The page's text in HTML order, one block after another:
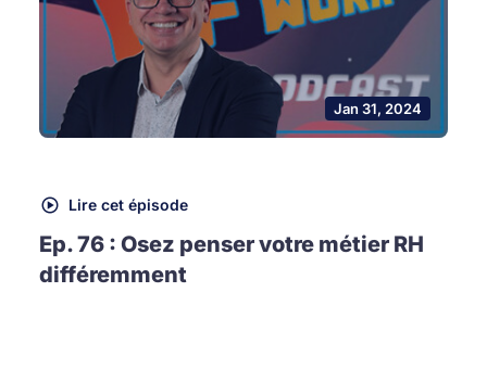
Jan 31, 2024
Lire cet épisode
Ep. 76 : Osez penser votre métier RH
différemment